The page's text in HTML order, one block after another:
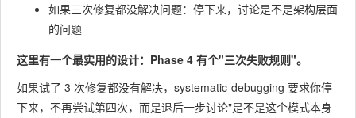
如果三次修复都没解决问题：停下来，讨论是不是架构层面
的问题
这里有一个最实用的设计：Phase 4 有个"三次失败规则"。
如果试了 3 次修复都没有解决，systematic-debugging 要求你停
下来，不再尝试第四次，而是退后一步讨论"是不是这个模式本身